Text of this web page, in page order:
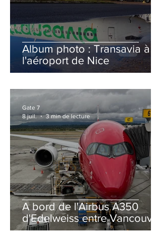
Album photo : Transavia à
l'aéroport de Nice
A bord de l'Airbus A350
d'Edelweiss entre Vancouver
et Zurich
Gate 7
8 juil.
3 min de lecture